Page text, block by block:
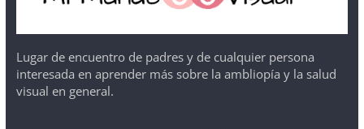
Lugar de encuentro de padres y de cualquier persona
interesada en aprender más sobre la ambliopía y la salud
visual en general.